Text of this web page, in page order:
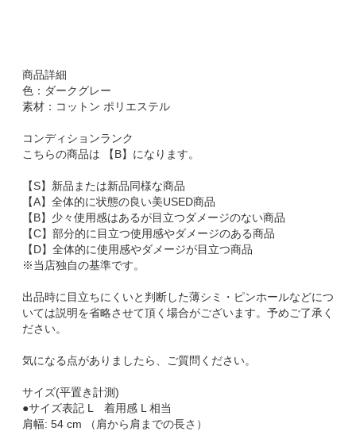
商品詳細
色：ダークグレー
素材：コットン ポリエステル
コンディションランク
こちらの商品は 【B】になります。
【S】新品または新品同様な商品
【A】全体的に状態の良い美USED商品
【B】少々使用感はあるが目立つダメージのない商品
【C】部分的に目立つ使用感やダメージのある商品
【D】全体的に使用感やダメージが目立つ商品
※当店独自の基準です。
出品時に目立ちにくいと判断した薄シミ・ピンホールなどにつ
いては説明を省略させて頂く場合がございます。予めご了承く
ださい。
気になる点がありましたら、ご質問ください。
サイズ(平置き計測)
●サイズ表記 L 着用感 L 相当
肩幅: 54 cm （肩から肩までの長さ）